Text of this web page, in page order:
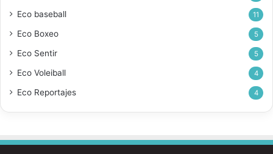
Eco baseball 11
Eco Boxeo 5
Eco Sentir 5
Eco Voleiball 4
Eco Reportajes 4